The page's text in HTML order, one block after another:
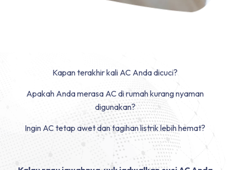
Kapan terakhir kali AC Anda dicuci?
Apakah Anda merasa AC di rumah kurang nyaman
digunakan?
Ingin AC tetap awet dan tagihan listrik lebih hemat?